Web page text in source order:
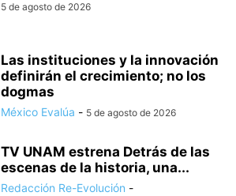
5 de agosto de 2026
Las instituciones y la innovación
definirán el crecimiento; no los
dogmas
México Evalúa - 5 de agosto de 2026
TV UNAM estrena Detrás de las
escenas de la historia, una...
Redacción Re-Evolución -